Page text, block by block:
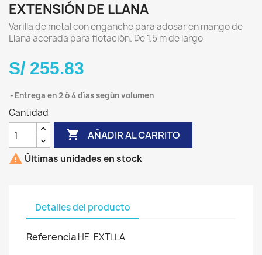
EXTENSIÓN DE LLANA
Varilla de metal con enganche para adosar en mango de
Llana acerada para flotación. De 1.5 m de largo
S/ 255.83
Entrega en 2 ó 4 días según volumen
Cantidad
 AÑADIR AL CARRITO
 Últimas unidades en stock
Detalles del producto
ReferenciaHE-EXTLLA